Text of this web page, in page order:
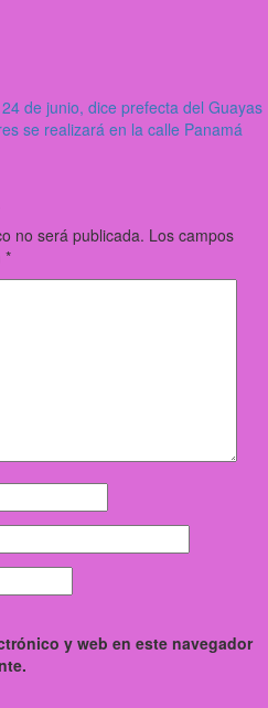
de junio, dice prefecta del Guayas
se realizará en la calle Panamá
no será publicada. Los campos
*
y web en este navegador